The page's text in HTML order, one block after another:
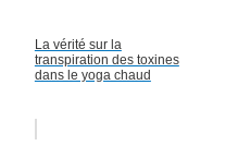
La vérité sur la
transpiration des toxines
dans le yoga chaud